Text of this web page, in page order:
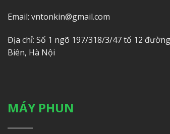
Email: vntonkin@gmail.com
Địa chỉ: Số 1 ngõ 197/318/3/47 tổ 12
Biên, Hà Nội
MÁY PHUN